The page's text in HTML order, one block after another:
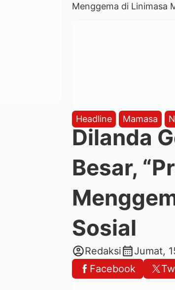
Menggema di Linimasa
Headline Mamasa
Dilanda
Besar,
Sosial
account_circleRedaksicalendar_monthJumat,
Facebook